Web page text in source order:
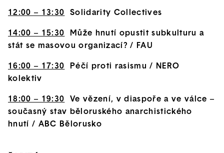
12:00 – 13:30 Solidarity Collectives
14:00 – 15:30 Může hnutí opustit subkulturu a
stát se masovou organizací? / FAU
16:00 – 17:30 Péčí proti rasismu / NERO
kolektiv
18:00 – 19:30 Ve vězení, v diaspoře a ve válce –
současný stav běloruského anarchistického
hnutí / ABC Bělorusko